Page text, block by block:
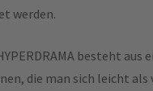
werden.
besteht aus
die man sich leicht als